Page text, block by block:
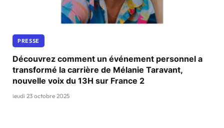
PRESSE
Découvrez comment un événement personnel a
transformé la carrière de Mélanie Taravant,
nouvelle voix du 13H sur France 2
jeudi 23 octobre 2025